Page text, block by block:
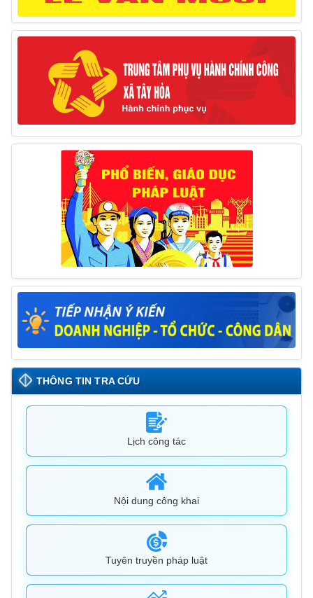
10/03/2025
Thông báo tổ chức thực hiện Cưỡng chế buộc thực
hiện biện pháp khắc phục hậu quả trong lĩnh vực đất đai
17/06/2025
Thông báo đăng ký tiếp công dân định kỳ đợt 01
tháng 6/2025 của Chủ tịch UBND huyện
26/05/2025
THÔNG TIN TRA CỨU
Lịch công tác
Nội dung công khai
Tuyên truyền pháp luật